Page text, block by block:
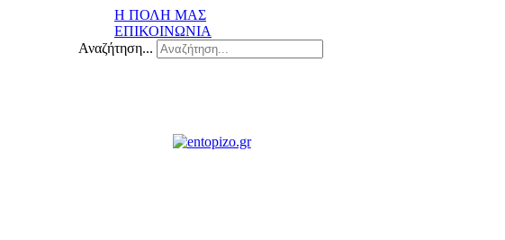
Η ΠΟΛΗ ΜΑΣ
ΕΠΙΚΟΙΝΩΝΙΑ
Αναζήτηση...